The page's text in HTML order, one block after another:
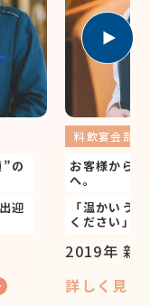
料飲宴会部 中国
お客様から愛さ
「温かいうちに
ください」
2019年 新卒入
詳しく見る